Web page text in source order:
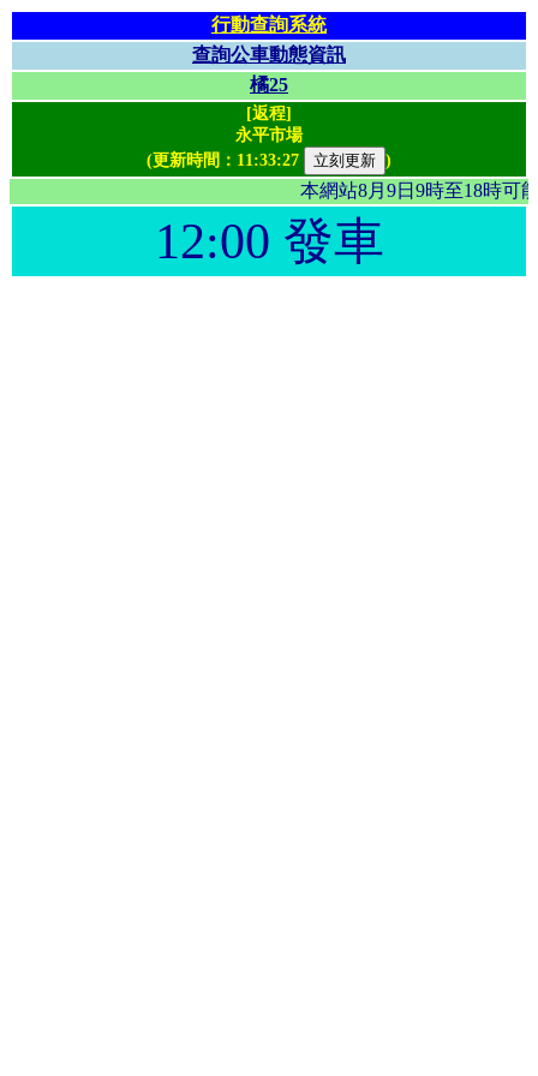
行動查詢系統
查詢公車動態資訊
橘25
[返程]
永平市場
(更新時間： 11:33:27 )
本網站8月9日9時至18
12:00 發車